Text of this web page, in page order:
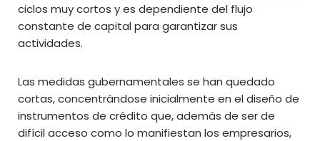
ciclos muy cortos y es dependiente del flujo
constante de capital para garantizar sus
actividades.
Las medidas gubernamentales se han quedado
cortas, concentrándose inicialmente en el diseño de
instrumentos de crédito que, además de ser de
difícil acceso como lo manifiestan los empresarios,